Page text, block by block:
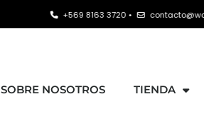
+569 8163 3720 • contacto@warilaif.cl •
SOBRE NOSOTROS TIENDA